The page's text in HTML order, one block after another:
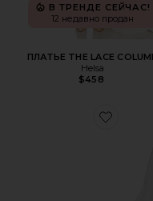
В ТРЕНДЕ СЕЙЧАС!
12 недавно продан
ПЛАТЬЕ THE LACE
Helsa
$458
Favorite